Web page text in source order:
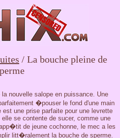
/ La bouche pleine de
nouvelle salope en puissance. Une
�pouser le fond d'une main
une prise parfaite pour une levrette
se contente de sucer, comme une
de jeune cochonne, le mec a les
litt�ralement la bouche de sperme.